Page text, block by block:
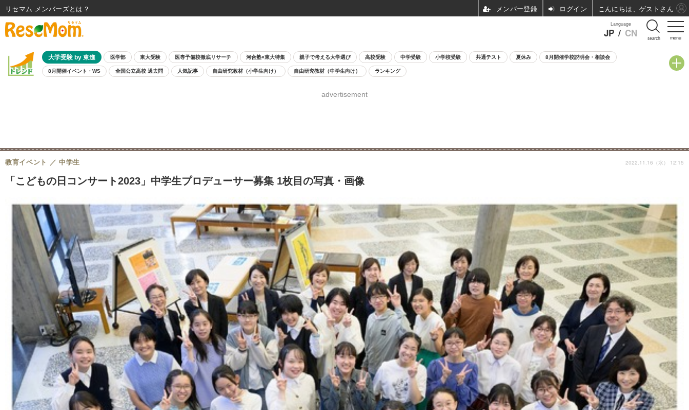
menu
Language
JP / CN search
大学受験 by 東進 医学部 東大受験 医専予備校徹底リサーチ 河合塾×東大特集 親子で考える大学選び 高校受験 中学受験 小学校受験 共通テスト 夏休み 8月開催学校説明会・相談会
8月開催イベント・WS 全国公立高校 過去問 人気記事 自由研究教材（小学生向け） 自由研究教材（中学生向け） ランキング
advertisement
「こどもの日コンサート2023」中学生プロデューサー募集 1枚目の写真・画像
教育イベント 中学生 2022.11.16（水） 12:15
リセマム メンバーズ ログイン こんにちは、ゲストさん